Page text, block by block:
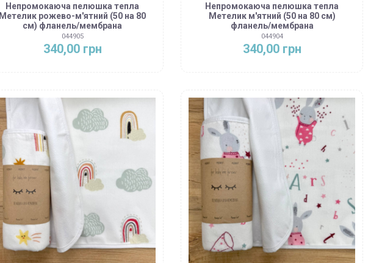
Непромокаюча пелюшка тепла
Метелик рожево-м'ятний (50 на 80
см) фланель/мембрана
044905
340,00 грн
Непромокаюча пелюшка тепла
Метелик м'ятний (50 на 80 см)
фланель/мембрана
044904
340,00 грн